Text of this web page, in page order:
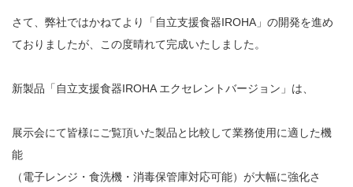
さて、弊社ではかねてより「自立支援食器IROHA」の開発を進め
ておりましたが、この度晴れて完成いたしました。
新製品「自立支援食器IROHA エクセレントバージョン」は、
展示会にて皆様にご覧頂いた製品と比較して業務使用に適した機
能
（電子レンジ・食洗機・消毒保管庫対応可能）が大幅に強化さ